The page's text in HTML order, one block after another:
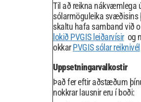
Til að reikna nákvæmlega
sólarmöguleika svæðisins
skaltu hafa samband við
lokið PVGIS leiðarvísir og
okkarPVGIS sólar reiknivél
Uppsetningarvalkostir
Það fer eftir aðstæðum
nokkrar lausnir eru í boði: